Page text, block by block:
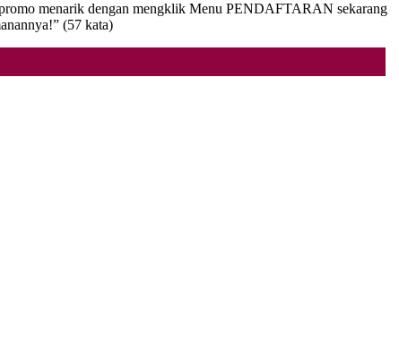
menarik dengan mengklik Menu PENDAFTARAN sekarang
(57 kata)